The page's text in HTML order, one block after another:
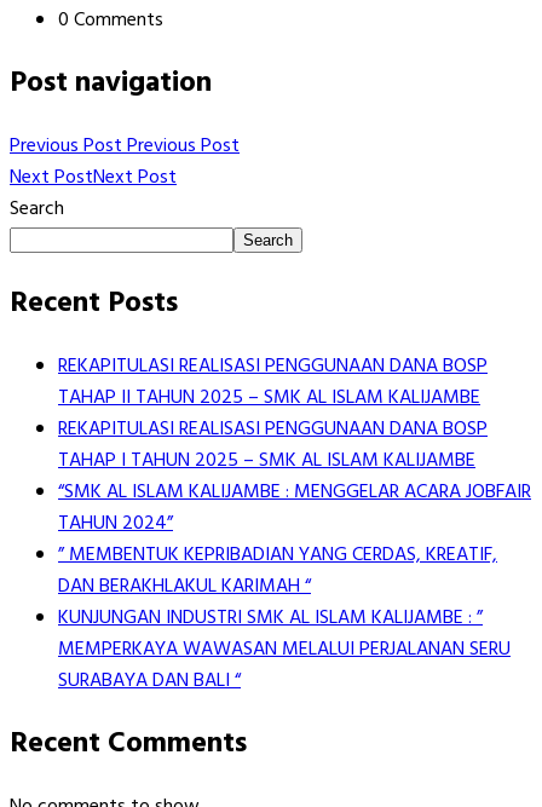
0 Comments
Post navigation
Previous PostPrevious Post
Next PostNext Post
Search
Search
Recent Posts
REKAPITULASI REALISASI PENGGUNAAN DANA BOSP
TAHAP II TAHUN 2025 – SMK AL ISLAM KALIJAMBE
REKAPITULASI REALISASI PENGGUNAAN DANA BOSP
TAHAP I TAHUN 2025 – SMK AL ISLAM KALIJAMBE
“SMK AL ISLAM KALIJAMBE : MENGGELAR ACARA JOBFAIR
TAHUN 2024”
” MEMBENTUK KEPRIBADIAN YANG CERDAS, KREATIF,
DAN BERAKHLAKUL KARIMAH “
KUNJUNGAN INDUSTRI SMK AL ISLAM KALIJAMBE : ”
MEMPERKAYA WAWASAN MELALUI PERJALANAN SERU
SURABAYA DAN BALI “
Recent Comments